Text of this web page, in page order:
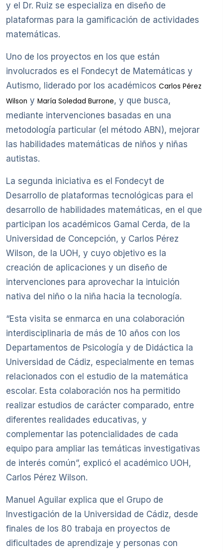
y el Dr. Ruiz se especializa en diseño de
plataformas para la gamificación de actividades
matemáticas.
Uno de los proyectos en los que están
involucrados es el Fondecyt de Matemáticas y
Autismo, liderado por los académicos Carlos Pérez
Wilson y María Soledad Burrone, y que busca,
mediante intervenciones basadas en una
metodología particular (el método ABN), mejorar
las habilidades matemáticas de niños y niñas
autistas.
La segunda iniciativa es el Fondecyt de
Desarrollo de plataformas tecnológicas para el
desarrollo de habilidades matemáticas, en el que
participan los académicos Gamal Cerda, de la
Universidad de Concepción, y Carlos Pérez
Wilson, de la UOH, y cuyo objetivo es la
creación de aplicaciones y un diseño de
intervenciones para aprovechar la intuición
nativa del niño o la niña hacia la tecnología.
“Esta visita se enmarca en una colaboración
interdisciplinaria de más de 10 años con los
Departamentos de Psicología y de Didáctica la
Universidad de Cádiz, especialmente en temas
relacionados con el estudio de la matemática
escolar. Esta colaboración nos ha permitido
realizar estudios de carácter comparado, entre
diferentes realidades educativas, y
complementar las potencialidades de cada
equipo para ampliar las temáticas investigativas
de interés común”, explicó el académico UOH,
Carlos Pérez Wilson.
Manuel Aguilar explica que el Grupo de
Investigación de la Universidad de Cádiz, desde
finales de los 80 trabaja en proyectos de
dificultades de aprendizaje y personas con